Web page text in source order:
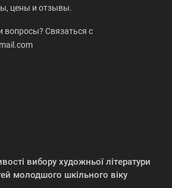
цены и отзывы.
вопросы? Связаться с
вибору художньої літератури
молодшого шкільного віку